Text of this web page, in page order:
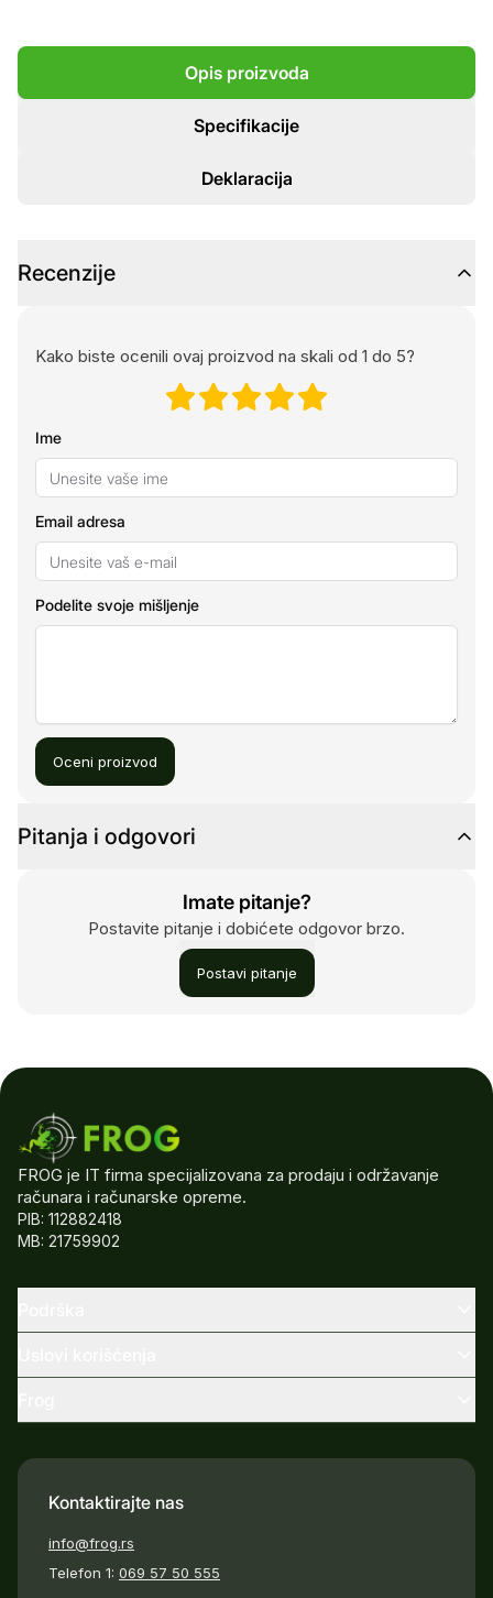
Opis proizvoda
Specifikacije
Deklaracija
Recenzije
Kako biste ocenili ovaj proizvod na skali od 1 do 5?
Ime
Email adresa
Podelite svoje mišljenje
Oceni proizvod
Pitanja i odgovori
Imate pitanje?
Postavite pitanje i dobićete odgovor brzo.
Postavi pitanje
FROG je IT firma specijalizovana za prodaju i održavanje
računara i računarske opreme.
PIB: 112882418
MB: 21759902
Kontaktirajte nas
info@frog.rs
Telefon 1: 069 57 50 555